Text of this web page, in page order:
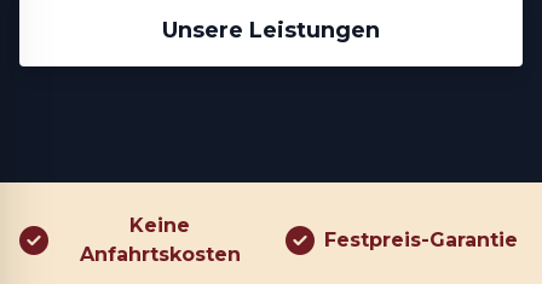
Unsere Leistungen
Keine
Anfahrtskosten
Festpreis-Garantie